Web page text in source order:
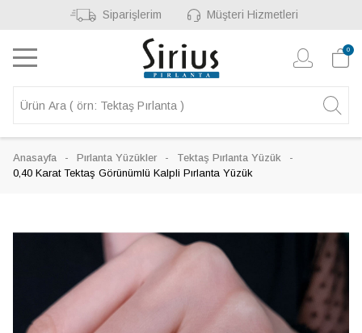
Siparişlerim Müşteri Hizmetleri
0
Anasayfa Pırlanta Yüzükler
Tektaş Pırlanta Yüzük
0,40 Karat Tektaş Görünümlü Kalpli Pırlanta Yüzük